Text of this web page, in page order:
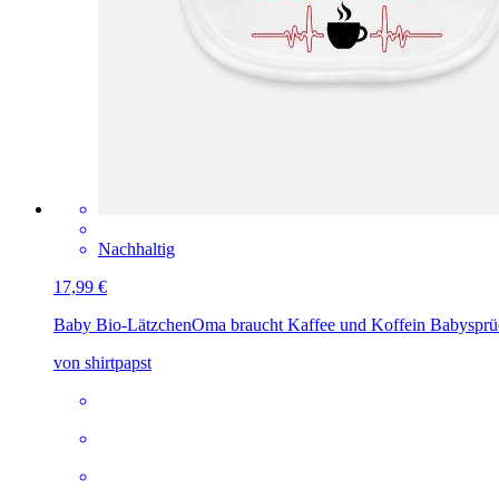
Nachhaltig
17,99 €
Baby Bio-LätzchenOma braucht Kaffee und Koffein
von shirtpapst